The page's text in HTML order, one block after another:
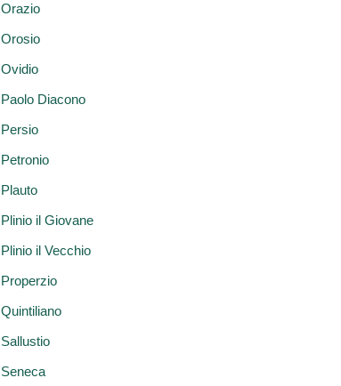
Orazio
Orosio
Ovidio
Paolo Diacono
Persio
Petronio
Plauto
Plinio il Giovane
Plinio il Vecchio
Properzio
Quintiliano
Sallustio
Seneca